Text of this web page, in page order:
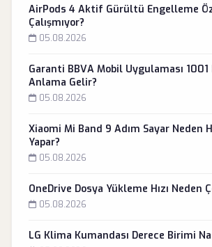
AirPods 4 Aktif Gürültü Engelleme
Çalışmıyor?
05.08.2026
Garanti BBVA Mobil Uygulaması 1001
Anlama Gelir?
05.08.2026
Xiaomi Mi Band 9 Adım Sayar Neden
Yapar?
05.08.2026
OneDrive Dosya Yükleme Hızı Neden
05.08.2026
LG Klima Kumandası Derece Birimi